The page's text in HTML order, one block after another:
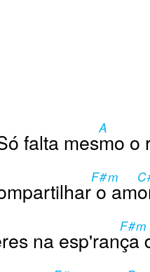
falta mes
A
mo o
F#m
o am
na esp'ran
F#m
ça